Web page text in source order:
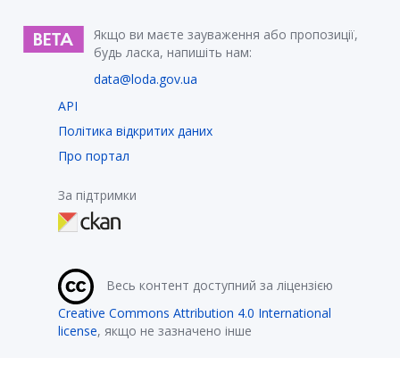
Якщо ви маєте зауваження або пропозиції,
будь ласка, напишіть нам:
data@loda.gov.ua
API
Політика відкритих даних
Про портал
За підтримки
Весь контент доступний за ліцензією
Creative Commons Attribution 4.0 International
license, якщо не зазначено інше